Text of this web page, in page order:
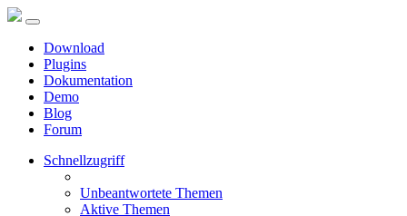
Download
Plugins
Dokumentation
Demo
Blog
Forum
Schnellzugriff
Unbeantwortete Themen
Aktive Themen